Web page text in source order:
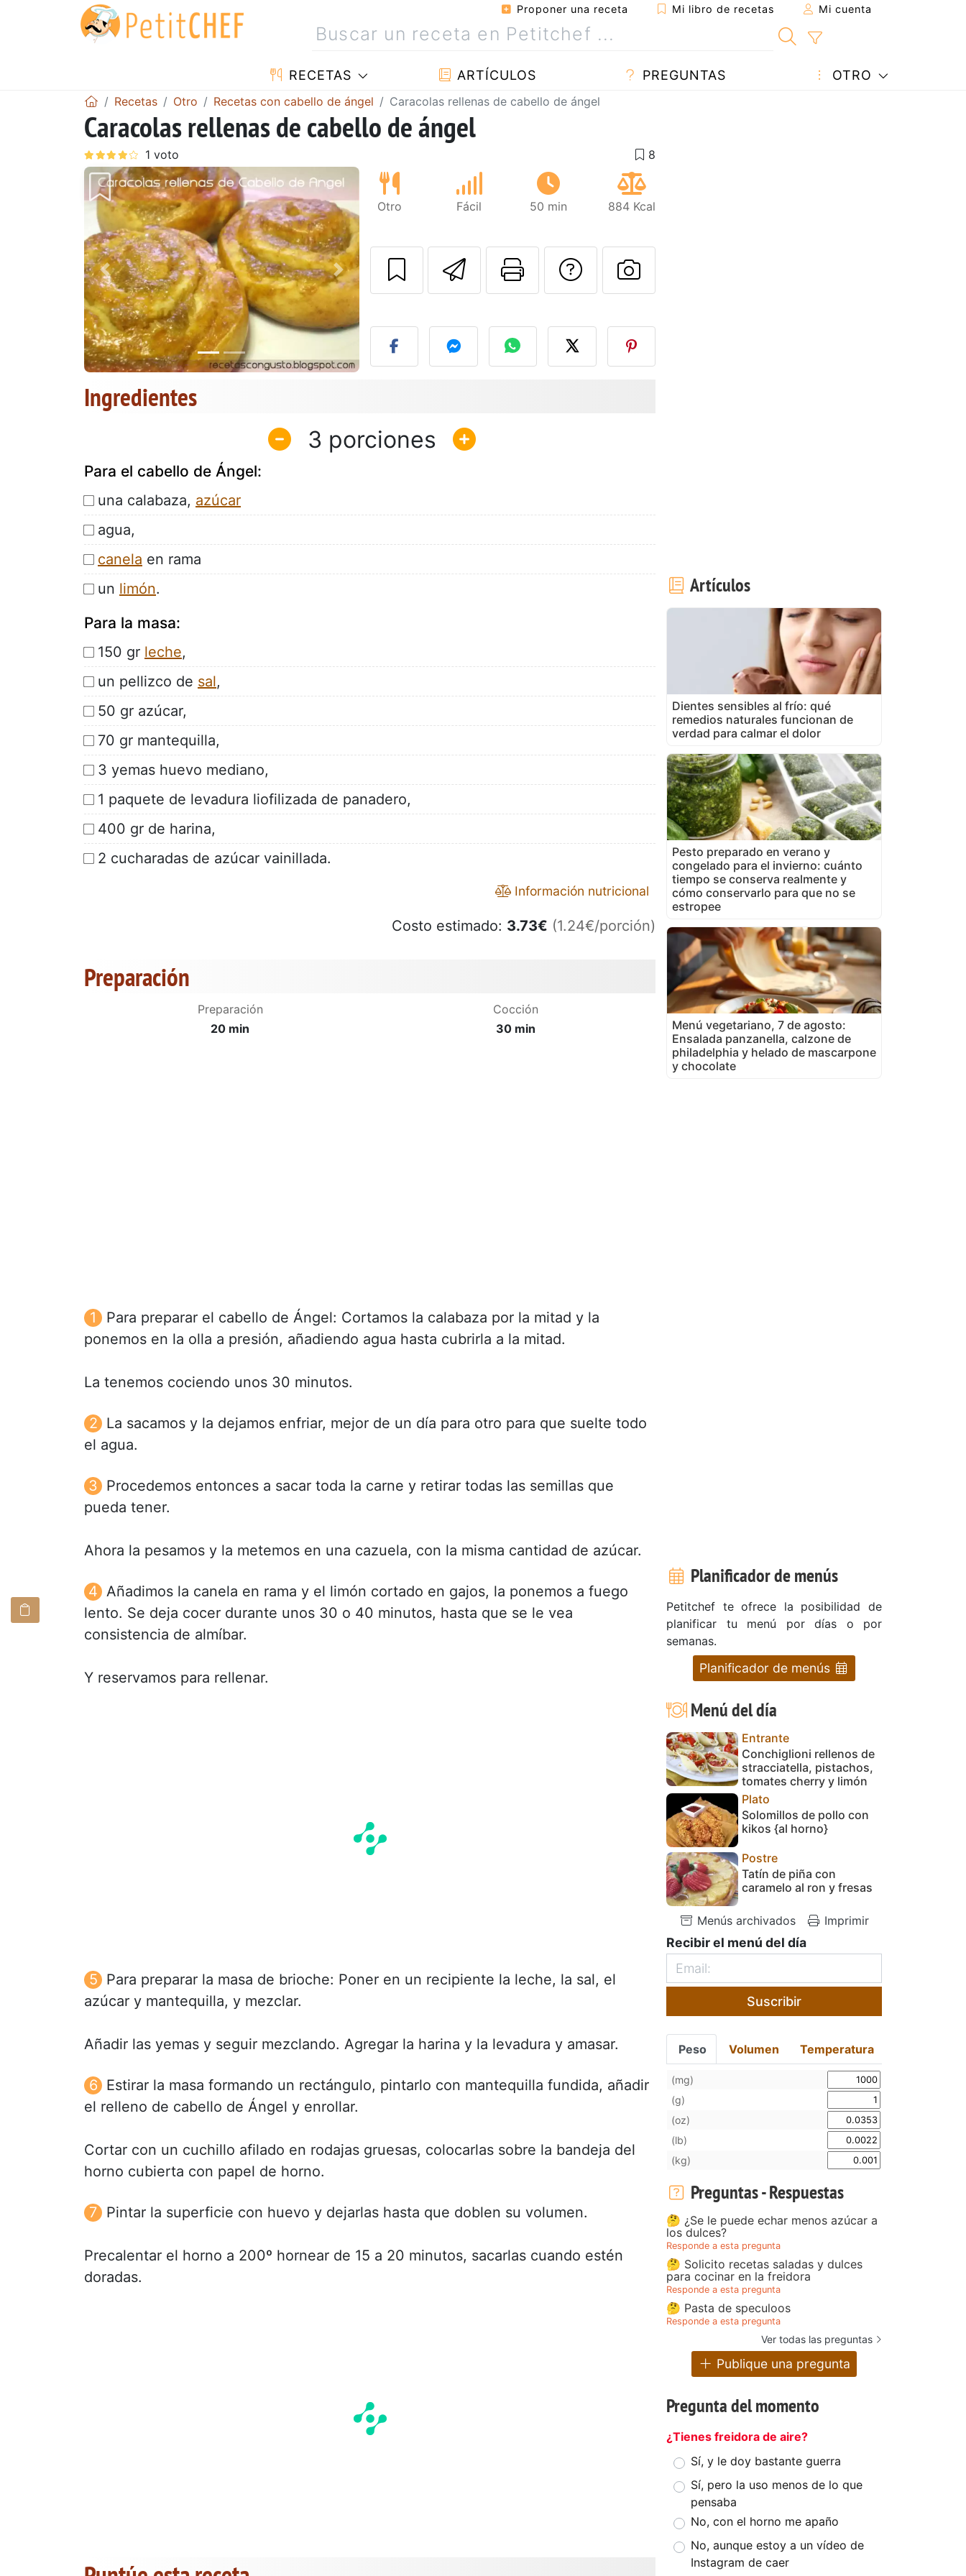
Proponer una receta Mi libro de recetas Mi cuenta
RECETAS ARTÍCULOS PREGUNTAS OTRO
Recetas Otro Recetas con cabello de ángel Caracolas rellenas de cabello de ángel
Caracolas rellenas de cabello de ángel
Anterior Siguiente
Otro Fácil 50 min 884 Kcal
Enviar esta receta a un amigo
Imprimir esta página
Preguntar al autor
Publicar la foto de esta receta
Ingredientes
3
Para el cabello de Ángel:
una calabaza, azúcar
agua,
canela en rama
un limón.
Para la masa:
150 gr leche,
un pellizco de sal,
50 gr azúcar,
70 gr mantequilla,
3 yemas huevo mediano,
1 paquete de levadura liofilizada de panadero,
400 gr de harina,
2 cucharadas de azúcar vainillada.
Información nutricional
Costo estimado: 3.73€ (1.24€/porción)
Preparación
Preparación
20 min
Cocción
30 min
Para preparar el cabello de Ángel: Cortamos la calabaza por la mitad y la
ponemos en la olla a presión, añadiendo agua hasta cubrirla a la mitad.
La tenemos cociendo unos 30 minutos.
La sacamos y la dejamos enfriar, mejor de un día para otro para que suelte todo
el agua.
Procedemos entonces a sacar toda la carne y retirar todas las semillas que
pueda tener.
Ahora la pesamos y la metemos en una cazuela, con la misma cantidad de azúcar.
Añadimos la canela en rama y el limón cortado en gajos, la ponemos a fuego
lento. Se deja cocer durante unos 30 o 40 minutos, hasta que se le vea
consistencia de almíbar.
Y reservamos para rellenar.
Para preparar la masa de brioche: Poner en un recipiente la leche, la sal, el
azúcar y mantequilla, y mezclar.
Añadir las yemas y seguir mezclando. Agregar la harina y la levadura y amasar.
Estirar la masa formando un rectángulo, pintarlo con mantequilla fundida, añadir
el relleno de cabello de Ángel y enrollar.
Cortar con un cuchillo afilado en rodajas gruesas, colocarlas sobre la bandeja del
horno cubierta con papel de horno.
Pintar la superficie con huevo y dejarlas hasta que doblen su volumen.
Precalentar el horno a 200º hornear de 15 a 20 minutos, sacarlas cuando estén
doradas.
Artículos
Dientes sensibles al frío: qué
remedios naturales funcionan de
verdad para calmar el dolor
Pesto preparado en verano y
congelado para el invierno: cuánto
tiempo se conserva realmente y
cómo conservarlo para que no se
estropee
Menú vegetariano, 7 de agosto:
Ensalada panzanella, calzone de
philadelphia y helado de mascarpone
y chocolate
Planificador de menús
Petitchef te ofrece la posibilidad de
planificar tu menú por días o por
semanas.
Planificador de menús
Menú del día
Entrante
Conchiglioni rellenos de
stracciatella, pistachos,
tomates cherry y limón
Plato
Solomillos de pollo con
kikos {al horno}
Postre
Tatín de piña con
caramelo al ron y fresas
Menús archivados Imprimir
Recibir el menú del día
Suscribir
Peso Volumen Temperatura
(mg)
(g)
(oz)
(lb)
(kg)
Preguntas - Respuestas
🤔 ¿Se le puede echar menos azúcar a
los dulces?
Responde a esta pregunta
🤔 Solicito recetas saladas y dulces
para cocinar en la freidora
Responde a esta pregunta
🤔 Pasta de speculoos
Responde a esta pregunta
Ver todas las preguntas
Publique una pregunta
Pregunta del momento
¿Tienes freidora de aire?
Sí, y le doy bastante guerra
Sí, pero la uso menos de lo que
pensaba
No, con el horno me apaño
No, aunque estoy a un vídeo de
Instagram de caer